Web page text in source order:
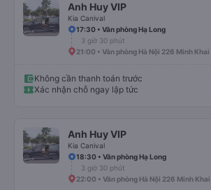
Anh Huy VIP
Kia Canival
17:30 • Văn phòng Hạ Long
3 giờ 30 phút
21:00 • Văn phòng Hà Nội 226 Minh Khai
Không cần thanh toán trước
Xác nhận chỗ ngay lập tức
Anh Huy VIP
Kia Canival
18:30 • Văn phòng Hạ Long
3 giờ 30 phút
22:00 • Văn phòng Hà Nội 226 Minh Khai